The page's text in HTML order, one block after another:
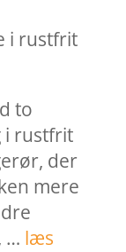
pris
er:
i rustfrit
to
i rustfrit
der
mere
… læs